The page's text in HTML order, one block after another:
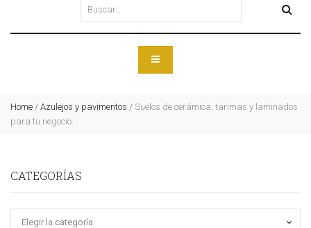
Home / Azulejos y pavimentos / Suelos de cerámica, tarimas y laminados
para tu negocio.
CATEGORÍAS